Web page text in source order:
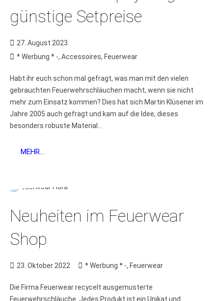
günstige Setpreise
27. August 2023
* Werbung * -, Accessoires, Feuerwear
Habt ihr euch schon mal gefragt, was man mit den vielen
gebrauchten Feuerwehrschläuchen macht, wenn sie nicht
mehr zum Einsatz kommen? Dies hat sich Martin Klüsener im
Jahre 2005 auch gefragt und kam auf die Idee, dieses
besonders robuste Material...
MEHR...
Neuheiten im Feuerwear
Shop
23. Oktober 2022 * Werbung * -, Feuerwear
Die Firma Feuerwear recycelt ausgemusterte
Feuerwehrschläuche. Jedes Produkt ist ein Unikat und